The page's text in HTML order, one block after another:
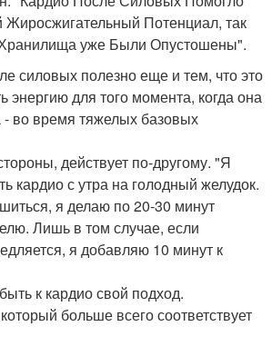
Жиросжигательный Потенциал, так
Хранилища уже Были Опустошены".
силовых полезно еще и тем, что это
энергию для того момента, когда она
во время тяжелых базовых
действует по-другому. "Я
кардио с утра на голодный желудок.
я делаю по 20-30 минут
Лишь в том случае, если
я добавляю 10 минут к
к кардио свой подход.
больше всего соответствует